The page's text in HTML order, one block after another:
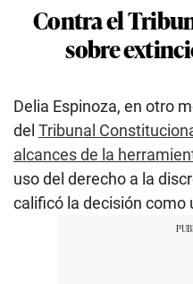
Contra el
sobre
Delia Espinoza, en otro
del Tribunal
alcances de la
uso del derecho a la
calificó la decisión como